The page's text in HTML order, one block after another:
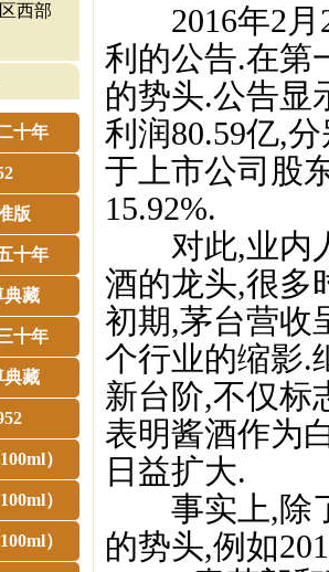
西部
十年
版
十年
典藏
十年
典藏
）
）
）
2016年2月
利的公告.在第
的势头.公告显
利润80.59亿,
于上市公司股
15.92%.
对此,业内人
酒的龙头,很多
初期,茅台营收
个行业的缩影.
新台阶,不仅标
表明酱酒作为
日益扩大.
事实上,除了
的势头,例如